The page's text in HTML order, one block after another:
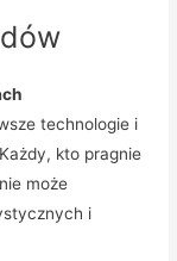
technologie i
kto pragnie
może
i